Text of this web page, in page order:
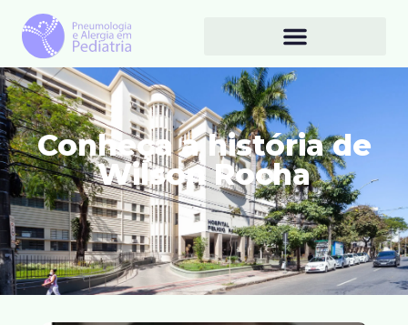
Conheça a história de
Wilson Rocha